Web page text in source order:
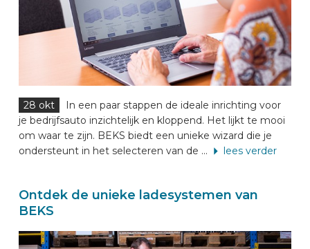
28 okt
In een paar stappen de ideale inrichting voor
je bedrijfsauto inzichtelijk en kloppend. Het lijkt te mooi
om waar te zijn. BEKS biedt een unieke wizard die je
ondersteunt in het selecteren van de ...
lees verder
Ontdek de unieke ladesystemen van
BEKS